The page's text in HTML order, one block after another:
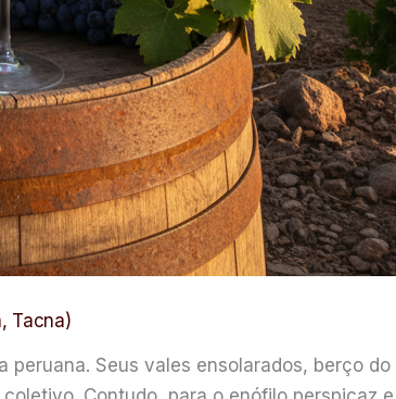
Tacna)
Seus vales ensolarados, berço do